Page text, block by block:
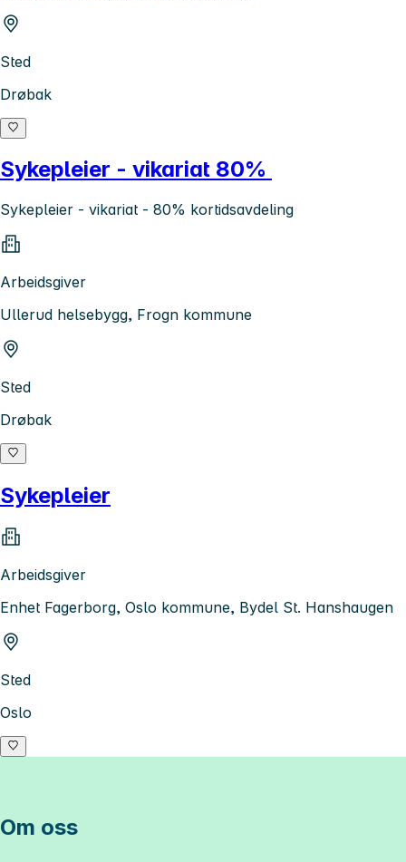
Sted
Drøbak
Sykepleier - vikariat 80%
Sykepleier - vikariat - 80% kortidsavdeling
Arbeidsgiver
Ullerud helsebygg, Frogn kommune
Sted
Drøbak
Sykepleier
Arbeidsgiver
Enhet Fagerborg, Oslo kommune, Bydel St. Hanshaugen
Sted
Oslo
Om oss